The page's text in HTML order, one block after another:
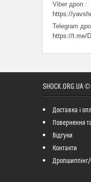
Viber дроп
https://
Telegram
https://t.me/
SHOCK.ORG.UA ©
Доставка і
Повернення
Відгуки
Контакти